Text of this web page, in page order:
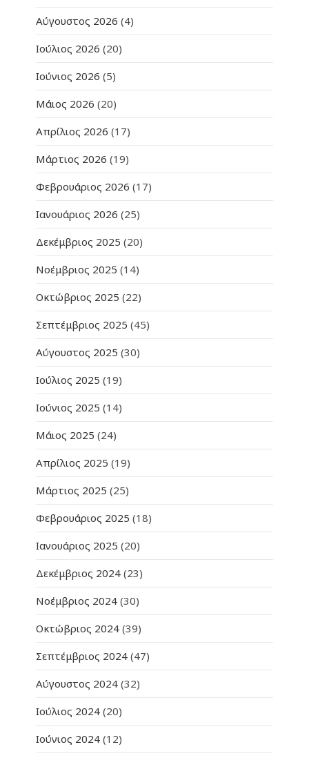
Αύγουστος 2026 (4)
Ιούλιος 2026 (20)
Ιούνιος 2026 (5)
Μάιος 2026 (20)
Απρίλιος 2026 (17)
Μάρτιος 2026 (19)
Φεβρουάριος 2026 (17)
Ιανουάριος 2026 (25)
Δεκέμβριος 2025 (20)
Νοέμβριος 2025 (14)
Οκτώβριος 2025 (22)
Σεπτέμβριος 2025 (45)
Αύγουστος 2025 (30)
Ιούλιος 2025 (19)
Ιούνιος 2025 (14)
Μάιος 2025 (24)
Απρίλιος 2025 (19)
Μάρτιος 2025 (25)
Φεβρουάριος 2025 (18)
Ιανουάριος 2025 (20)
Δεκέμβριος 2024 (23)
Νοέμβριος 2024 (30)
Οκτώβριος 2024 (39)
Σεπτέμβριος 2024 (47)
Αύγουστος 2024 (32)
Ιούλιος 2024 (20)
Ιούνιος 2024 (12)